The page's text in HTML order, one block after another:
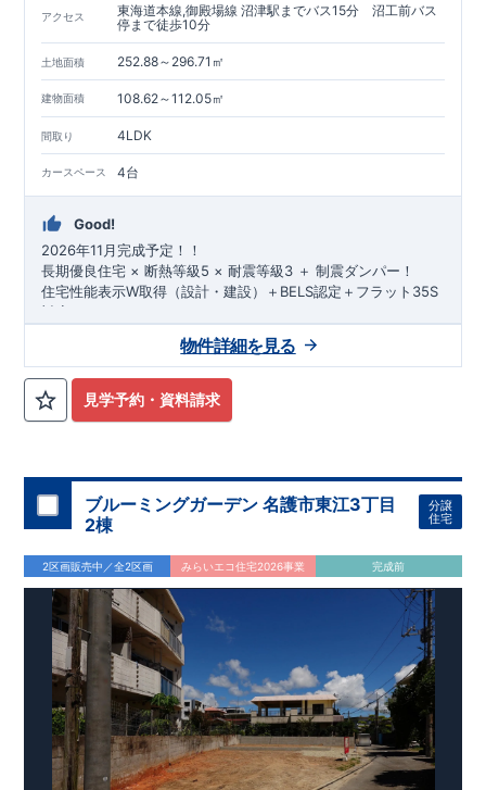
アクセス
東海道本線,御殿場線 沼津駅までバス15分 沼工前バス
停まで徒歩10分
土地面積 252.88～296.71㎡
建物面積 108.62～112.05㎡
間取り 4LDK
カースペース 4台
Good!
2026年11月完成予定！！
長期優良住宅 × 断熱等級5 × 耐震等級3 ＋ 制震ダンパー！
住宅性能表示W取得（設計・建設）＋BELS認定＋フラット35S
対応！
JR東海道本線・JR御殿場線「沼津」駅までバス15分！
◆物件周辺環境◆
教育施設
香貫小学校 約477m（徒歩6分）
第三中学校 約210m（徒歩3分）
買い物施設
ローソン沼津下香貫店 約530m（徒歩7分）
マックスバリュ沼津香貫店 約988m（徒歩13分）
ウエルシア沼津下香貫店 約1,100m（徒歩14分）
その他施設
まの心血管クリニック(内科・外科) 約630m（徒歩8分）
清水銀行下香貫支店 約893m（徒歩12分）
沼津下香貫郵便局 約979m（徒歩13分）
◆この物件の魅力◆
◎便利で暮らしやすい環境
駅徒歩圏内で生活施設も充実。子育て世代も安心の教育・医
療環境が整っています。
◎快適な住空間
見学予約・資料請求
物件詳細を見る
ブルーミングガーデン 名護市東江3丁目
2棟
分譲
住宅
2区画販売中／全2区画 みらいエコ住宅2026事業 完成前